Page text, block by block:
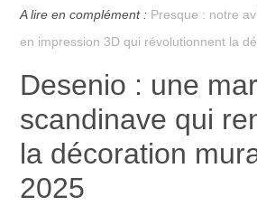
A lire en complément : Presque : notre
en impression 3D qui révolutionnent la
Desenio : une
scandinave qui
la décoration
2025